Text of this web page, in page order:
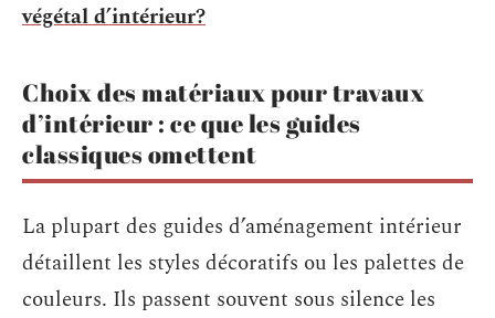
végétal d’intérieur?
Choix des matériaux pour travaux
d’intérieur : ce que les guides
classiques omettent
La plupart des guides d’aménagement intérieur
détaillent les styles décoratifs ou les palettes de
couleurs. Ils passent souvent sous silence les